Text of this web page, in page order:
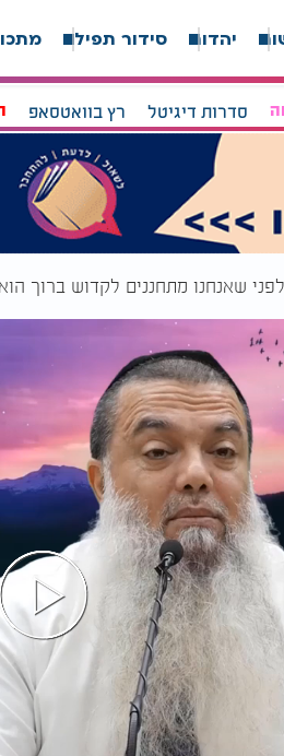
יהדות סידור תפילה
סדרות דיגיטל רץ בוואטסאפ
שאנחנו מתחננים לקדוש ברוך